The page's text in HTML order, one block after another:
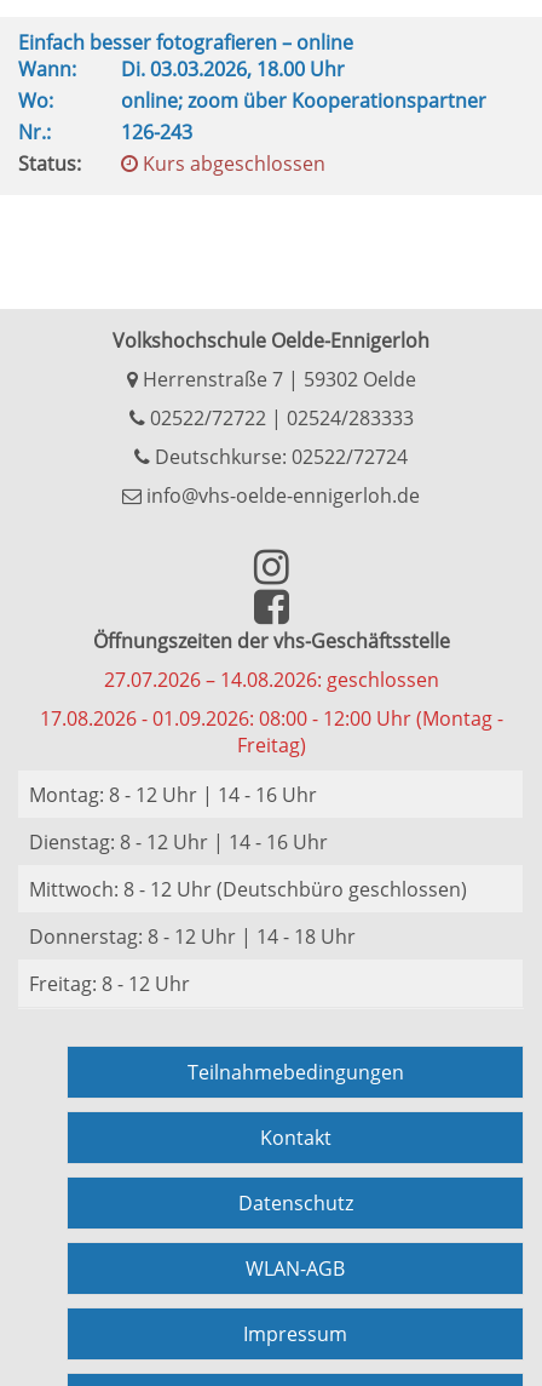
Einfach besser fotografieren – online
Wann:
Di.03.03.2026, 18.00 Uhr
Wo:
online; zoom über Kooperationspartner
Nr.:
126-243
Status:
Kurs abgeschlossen
Volkshochschule Oelde-Ennigerloh
Herrenstraße 7 | 59302 Oelde
02522/72722| 02524/283333
Deutschkurse: 02522/72724
info@vhs-oelde-ennigerloh.de
Öffnungszeiten der vhs-Geschäftsstelle
27.07.2026 – 14.08.2026: geschlossen
17.08.2026 - 01.09.2026: 08:00 - 12:00 Uhr (Montag -
Freitag)
Montag: 8 - 12 Uhr | 14 - 16 Uhr
Dienstag: 8 - 12 Uhr | 14 - 16 Uhr
Mittwoch: 8 - 12 Uhr (Deutschbüro geschlossen)
Donnerstag: 8 - 12 Uhr | 14 - 18 Uhr
Freitag: 8 - 12 Uhr
Teilnahmebedingungen
Kontakt
Datenschutz
WLAN-AGB
Impressum